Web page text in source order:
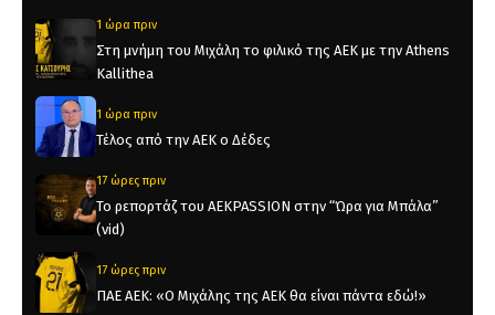
1 ώρα πριν
Στη μνήμη του Μιχάλη το φιλικό της ΑΕΚ με την Athens
Kallithea
1 ώρα πριν
Τέλος από την ΑΕΚ ο Δέδες
17 ώρες πριν
Το ρεπορτάζ του AEKPASSION στην “Ώρα για Μπάλα”
(vid)
17 ώρες πριν
ΠΑΕ ΑΕΚ: «Ο Μιχάλης της ΑΕΚ θα είναι πάντα εδώ!»